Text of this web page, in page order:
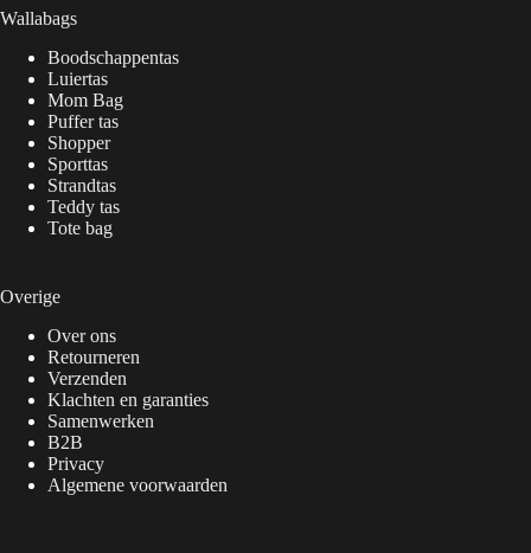
Wallabags
Boodschappentas
Luiertas
Mom Bag
Puffer tas
Shopper
Sporttas
Strandtas
Teddy tas
Tote bag
Overige
Over ons
Retourneren
Verzenden
Klachten en garanties
Samenwerken
B2B
Privacy
Algemene voorwaarden